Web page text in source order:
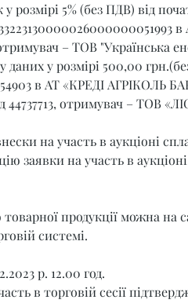
розмірі 5% (без ПДВ) від
– ТОВ "Українська
даних у розмірі 500,00
в АТ «КРЕДІ АГРІКОЛЬ
44737713, отримувач – ТОВ
на участь в аукціоні
заявки на участь в
продукції можна на
системі.
р. 12.00 год.
в торговій сесії